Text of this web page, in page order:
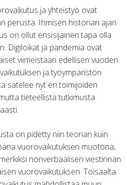
ja yhteistyö ovat
perusta. Ihmisen historian ajan
on ollut ensisijainen tapa olla
Digiloikat ja pandemia ovat
viimeistään edellisen vuoden
ja työympäristön
satelee nyt eri toimijoiden
tieteellistä tutkimusta
on pidetty niin teorian kuin
vuorovaikutuksen muotona,
nonverbaalisen viestinnän
vuorovaikutuksen. Toisaalta